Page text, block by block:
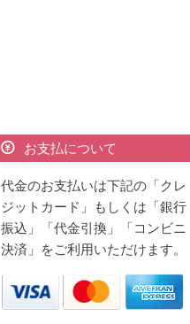
お支払について
代金のお支払いは下記の「クレ
ジットカード」もしくは「銀行
振込」「代金引換」「コンビニ
決済」をご利用いただけます。